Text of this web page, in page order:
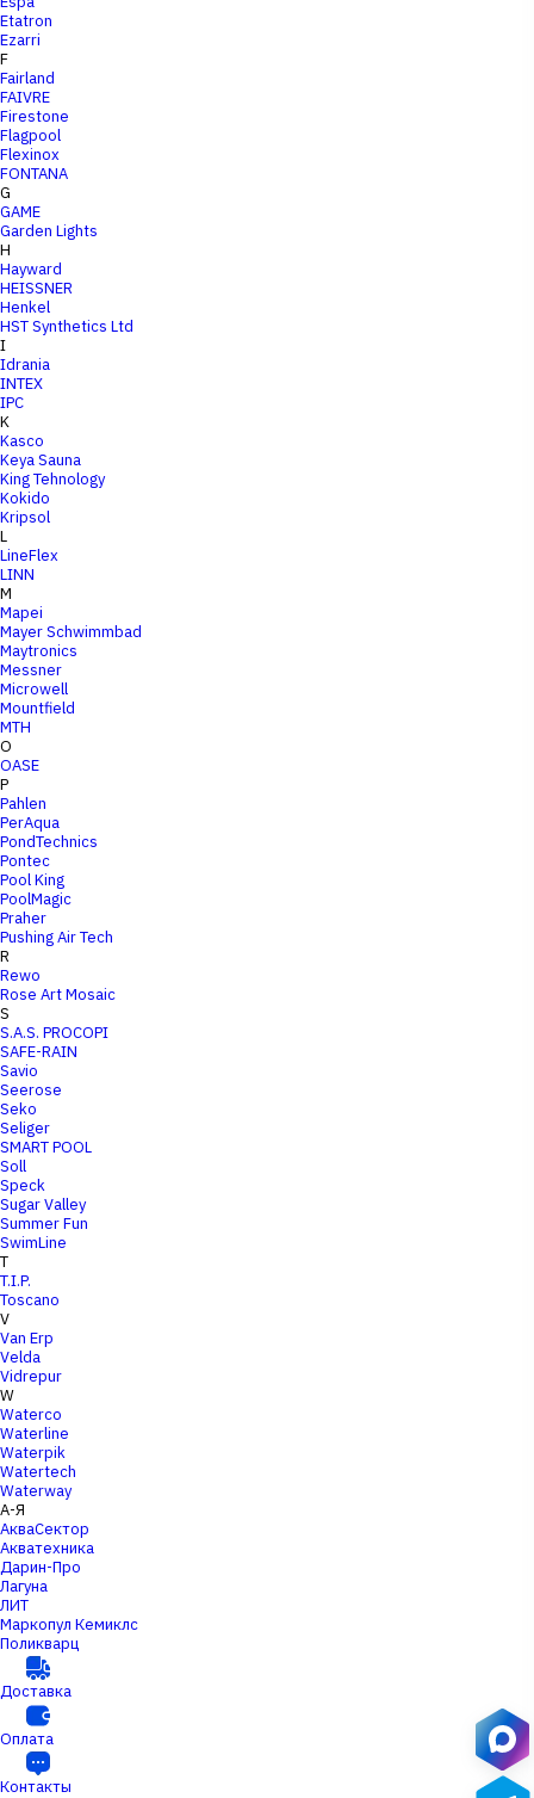
Etatron
Ezarri
F
Fairland
FAIVRE
Firestone
Flagpool
Flexinox
FONTANA
G
GAME
Garden Lights
H
Hayward
HEISSNER
Henkel
HST Synthetics Ltd
I
Idrania
INTEX
IPC
K
Kasco
Keya Sauna
King Tehnology
Kokido
Kripsol
L
LineFlex
LINN
M
Mapei
Mayer Schwimmbad
Maytronics
Messner
Microwell
Mountfield
MTH
O
OASE
P
Pahlen
PerAqua
PondTechnics
Pontec
Pool King
PoolMagic
Praher
Pushing Air Tech
R
Rewo
Rose Art Mosaic
S
S.A.S. PROCOPI
SAFE-RAIN
Savio
Seerose
Seko
Seliger
SMART POOL
Soll
Speck
Sugar Valley
Summer Fun
SwimLine
T
T.I.P.
Toscano
V
Van Erp
Velda
Vidrepur
W
Waterco
Waterline
Waterpik
Watertech
Waterway
А-Я
АкваСектор
Акватехника
Дарин-Про
Лагуна
ЛИТ
Маркопул Кемиклс
Поликварц
Доставка
Оплата
Контакты